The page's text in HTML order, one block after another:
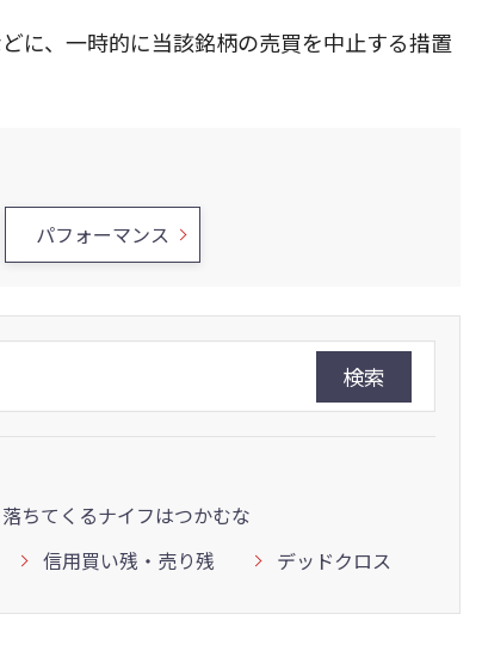
に、一時的に当該銘柄の売買を中止する措置
パフォーマンス
検索
落ちてくるナイフはつかむな
信用買い残・売り残 デッドクロス